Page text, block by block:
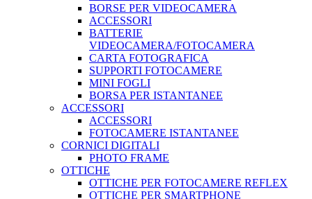
BORSE PER VIDEOCAMERA
ACCESSORI
BATTERIE
VIDEOCAMERA/FOTOCAMERA
CARTA FOTOGRAFICA
SUPPORTI FOTOCAMERE
MINI FOGLI
BORSA PER ISTANTANEE
ACCESSORI
ACCESSORI
FOTOCAMERE ISTANTANEE
CORNICI DIGITALI
PHOTO FRAME
OTTICHE
OTTICHE PER FOTOCAMERE REFLEX
OTTICHE PER SMARTPHONE